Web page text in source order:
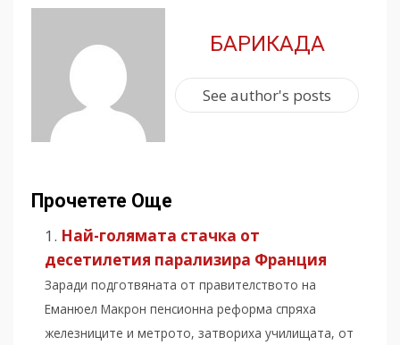
БАРИКАДА
See author's posts
Прочетете Още
Най-голямата стачка от
десетилетия парализира Франция
Заради подготвяната от правителството на
Еманюел Макрон пенсионна реформа спряха
железниците и метрото, затвориха училищата, от